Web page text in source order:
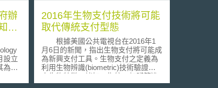
辦
識
設立
為英
&
2016年生物支付技術將可能
取代傳統支付型態
根據美國公共電視台在2016年1
月6日的新聞，指出生物支付將可能成
為新興支付工具。生物支付之定義為
利用生物辨識(biometric)技術驗證個
人生物特徵，諸如：指紋、虹膜等進
行支付。採用生物支付技術，未來將